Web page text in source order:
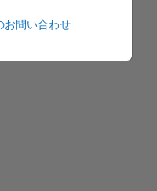
お問い合わせ